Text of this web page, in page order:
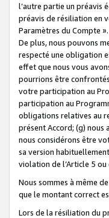
l’autre partie un préavis
préavis de résiliation en
Paramètres du Compte ».
De plus, nous pouvons
respecté une obligation
effet que nous vous
pourrions être
votre participation au
participation au
obligations relatives au
présent Accord; (g)
nous considérons être
sa version
violation de l’Article 5
Nous sommes à même
que le montant correct
Lors de la résiliation du